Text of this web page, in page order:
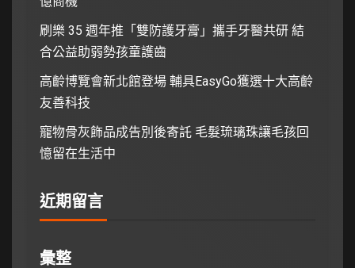
刷樂 35 週年推「雙防護牙膏」攜手牙醫共研 結
合公益助弱勢孩童護齒
高齡博覽會新北館登場 輔具EasyGo獲選十大高齡
友善科技
寵物骨灰飾品成告別後寄託 毛髮琉璃珠讓毛孩回
憶留在生活中
近期留言
彙整